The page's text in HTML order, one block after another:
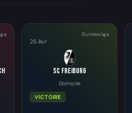
26 Avr
Bundesliga
SC Freiburg
Domicile
VICTOIRE